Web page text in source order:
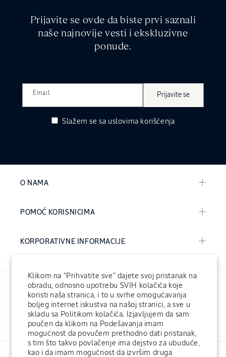
Klikom na “Prihvatite sve” dajete svoj pristanak na
obradu, odnosno upotrebu SVIH kolačića koje
koristi naša stranica, i to u svrhe omogućavanja
boljeg internet iskustva na našoj stranici, a sve u
skladu sa Politikom kolačića. Izjavljujem da sam
poučen da klikom na Podešavanja imam
mogućnost da povučem prethodno dati pristanak,
s tim što takvo povlačenje ima dejstvo za ubuduće,
kao i da imam mogućnost da izvršim druga
Prijavite se ovde da biste prvi saznali
naše najnovije vesti i ekskluzivne
ponude.
Email Prijavite se
Slažem se sa uslovima korišćenja
O NAMA
POMOĆ KORISNICIMA
KORPORATIVNE INFORMACIJE
FacebookInstagram